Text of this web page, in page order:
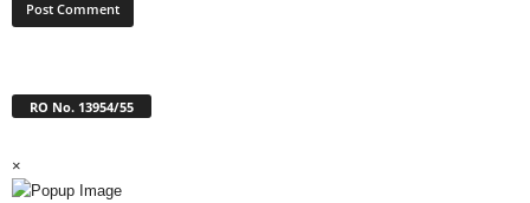
RO No. 13954/55
×